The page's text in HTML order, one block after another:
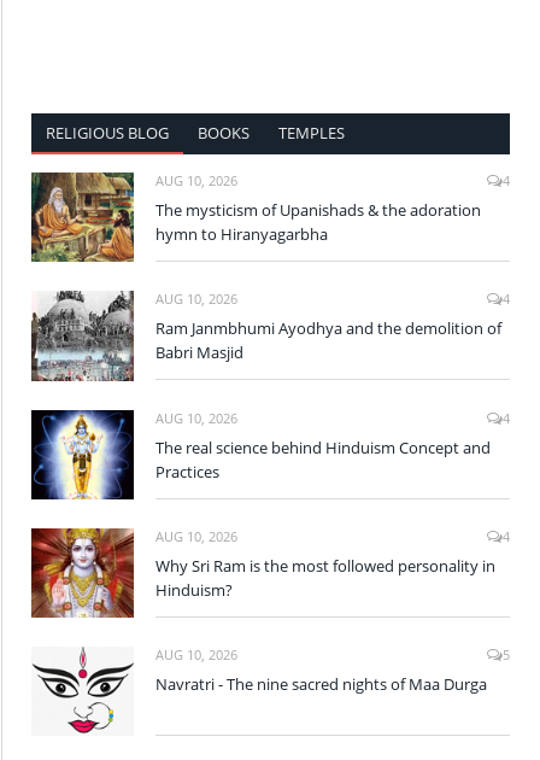
RELIGIOUS BLOG BOOKS TEMPLES
AUG 10, 2026 4
The mysticism of Upanishads & the adoration
hymn to Hiranyagarbha
AUG 10, 2026 4
Ram Janmbhumi Ayodhya and the demolition of
Babri Masjid
AUG 10, 2026 4
The real science behind Hinduism Concept and
Practices
AUG 10, 2026 4
Why Sri Ram is the most followed personality in
Hinduism?
AUG 10, 2026 5
Navratri - The nine sacred nights of Maa Durga